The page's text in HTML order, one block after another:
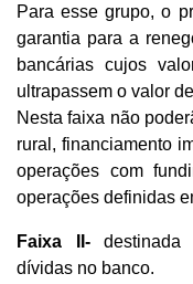
Para esse grupo, o
garantia para a
bancárias cujos
ultrapassem o valor
Nesta faixa não
rural, financiamento
operações com
operações definidas
Faixa II-destinada
dívidas no banco.